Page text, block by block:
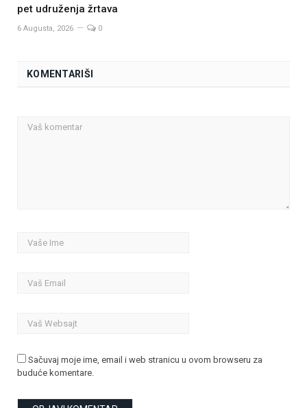
pet udruženja žrtava
6 Augusta, 2026 0
KOMENTARIŠI
Sačuvaj moje ime, email i web stranicu u ovom browseru za
buduće komentare.